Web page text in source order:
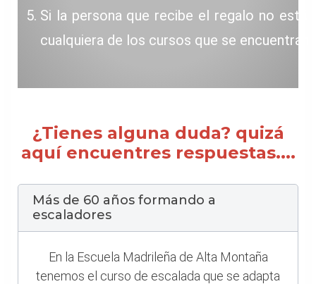
Si la persona que recibe el regalo no está
cualquiera de los cursos que se
¿Tienes alguna duda? quizá
aquí encuentres respuestas....
Más de 60 años formando a
escaladores
En la Escuela Madrileña de Alta Montaña
tenemos el curso de escalada que se adapta